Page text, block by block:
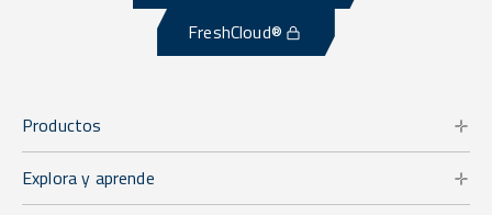
FreshCloud®
Productos
Explora y aprende